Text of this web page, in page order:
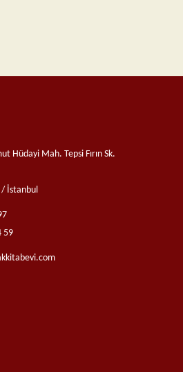
Hüdayi Mah. Tepsi Fırın Sk.
İstanbul
59